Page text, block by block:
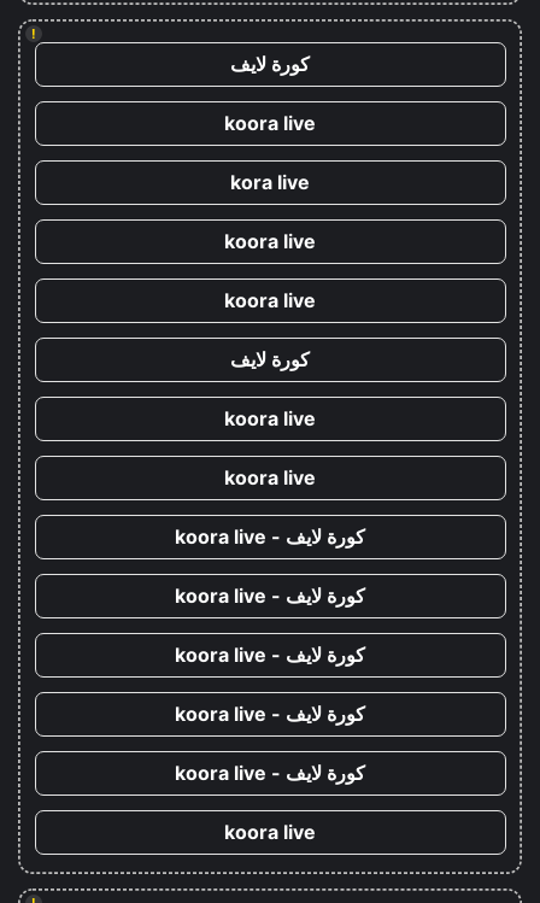
!
كورة لايف
koora live
kora live
koora live
koora live
كورة لايف
koora live
koora live
كورة لايف - koora live
كورة لايف - koora live
كورة لايف - koora live
كورة لايف - koora live
كورة لايف - koora live
koora live